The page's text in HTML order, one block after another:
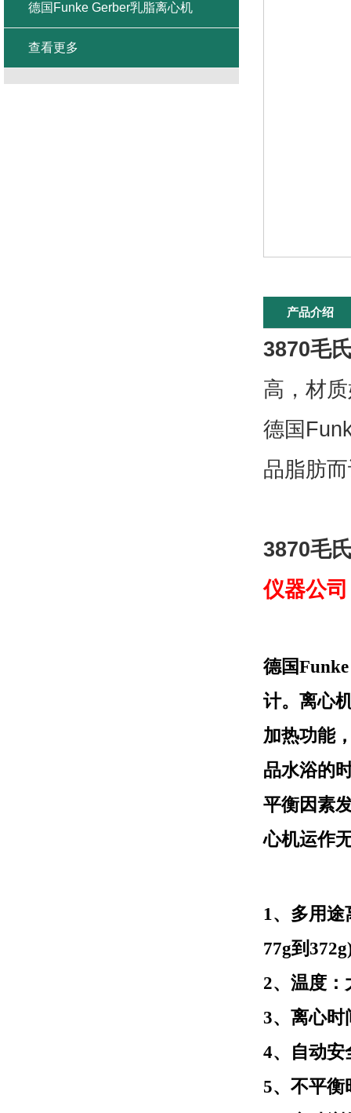
产品介绍
3870毛
高，材
德国
品脂肪
3870毛
仪器公司
德国
计。离心
加热功能
品水浴的
平衡因素
心机运作
1、多用
77g到
2、温度
3、离心时
4、自动安
5、不平衡
德国Funke Gerber乳脂离心机
查看更多